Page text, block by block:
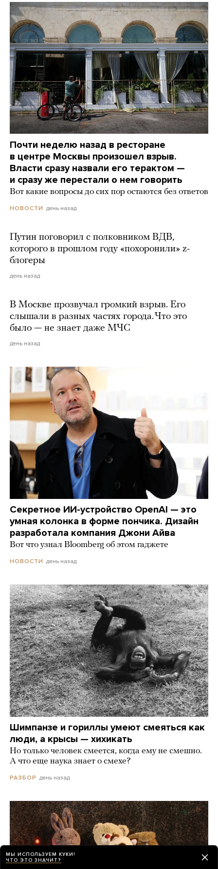
Почти неделю назад в ресторане
в центре Москвы произошел взрыв.
Власти сразу назвали его терактом —
и сразу же перестали о нем говорить
Вот какие вопросы до сих пор остаются без ответов
НОВОСТИ день назад
Путин поговорил с полковником ВДВ,
которого в прошлом году «похоронили» z-
блогеры
день назад
В Москве прозвучал громкий взрыв. Его
слышали в разных частях города. Что это
было — не знает даже МЧС
день назад
Секретное ИИ-устройство OpenAI — это
умная колонка в форме пончика. Дизайн
разработала компания Джони Айва
Вот что узнал Bloomberg об этом гаджете
НОВОСТИ день назад
Шимпанзе и гориллы умеют смеяться как
люди, а крысы — хихикать
Но только человек смеется, когда ему не смешно.
А что еще наука знает о смехе?
РАЗБОР день назад
МЫ ИСПОЛЬЗУЕМ КУКИ!
ЧТО ЭТО ЗНАЧИТ?